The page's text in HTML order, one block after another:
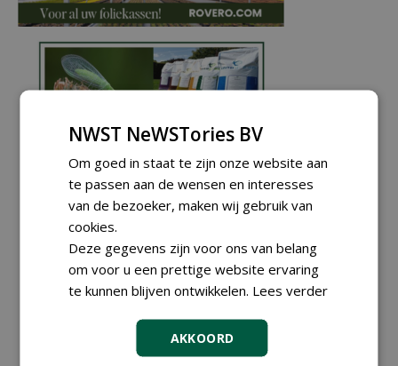
NWST NeWSTories BV
Om goed in staat te zijn onze website aan
te passen aan de wensen en interesses
van de bezoeker, maken wij gebruik van
cookies.
Deze gegevens zijn voor ons van belang
om voor u een prettige website ervaring
te kunnen blijven ontwikkelen. Lees verder
AKKOORD